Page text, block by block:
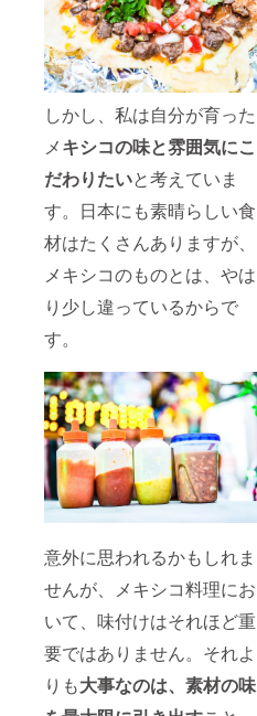
しかし、私は自分が育った
メキシコの味と雰囲気にこ
だわりたいと考えていま
す。日本にも素晴らしい食
材はたくさんありますが、
メキシコのものとは、やは
り少し違っているからで
す。
意外に思われるかもしれま
せんが、メキシコ料理にお
いて、味付けはそれほど重
要ではありません。それよ
りも大事なのは、素材の味